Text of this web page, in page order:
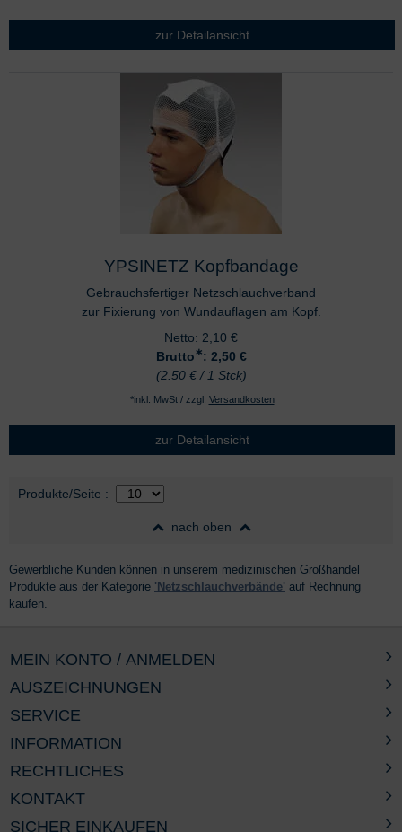
zur Detailansicht
YPSINETZ Kopfbandage
Gebrauchsfertiger Netzschlauchverband
zur Fixierung von Wundauflagen am Kopf.
Netto: 2,10 €
Brutto∗: 2,50 €
(2.50 € / 1 Stck)
*inkl. MwSt./ zzgl. Versandkosten
zur Detailansicht
Auswahl
Produkte/Seite nach Produktliste
:
nach oben
Gewerbliche Kunden können in unserem medizinischen Großhandel
Produkte aus der Kategorie 'Netzschlauchverbände' auf Rechnung
kaufen.
AUSZEICHNUNGEN
SERVICE
INFORMATION
RECHTLICHES
MEIN KONTO / ANMELDEN
KONTAKT
SICHER EINKAUFEN